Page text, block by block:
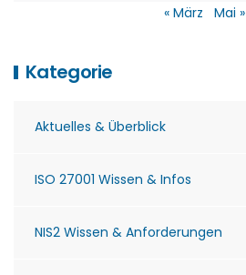
« März Mai »
Kategorie
Aktuelles & Überblick
ISO 27001 Wissen & Infos
NIS2 Wissen & Anforderungen